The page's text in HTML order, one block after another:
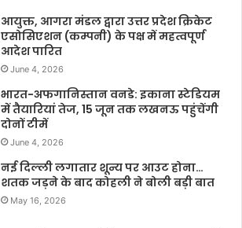
आयुक्त, आगरा मंडल द्वारा उत्तर प्रदेश क्रिकेट
एसोसिएशन (कम्पनी) के पक्ष में महत्वपूर्ण
आदेश पारित
June 4, 2026
भारत-अफगानिस्तान वनडे: इकाना स्टेडियम
में तैयारियां तेज, 15 जून तक लखनऊ पहुंचेंगी
दोनों टीमें
June 4, 2026
नई दिल्ली लगातार शून्य पर आउट होना…
शतक जड़ने के बाद कोहली ने बोली बड़ी बात
May 16, 2026